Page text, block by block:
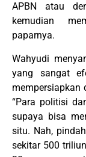
APBN atau
kemudian
paparnya.
Wahyudi
yang sangat
mempersiapkan
“Para politisi
supaya bisa
situ. Nah,
sekitar 500